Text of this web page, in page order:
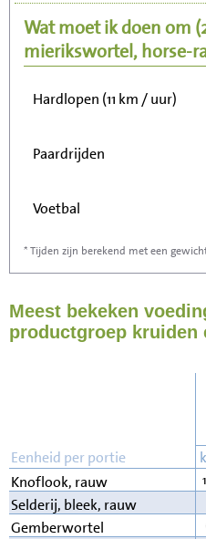
Wat moet ik doen om
mierikswortel, horse-
Wandelen (5 km/uur)
Hardlopen (11 km / uur)
Paardrijden
Voetbal
Stofzuigen
Strijken
* Tijden zijn berekend met een
Meest bekeken
productgroep kruiden
Eenheid per portie
Knoflook, rauw
Selderij, bleek, rauw
Gemberwortel